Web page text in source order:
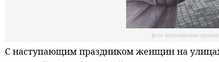
фото Агитационно-
С наступающим праздником женщин на